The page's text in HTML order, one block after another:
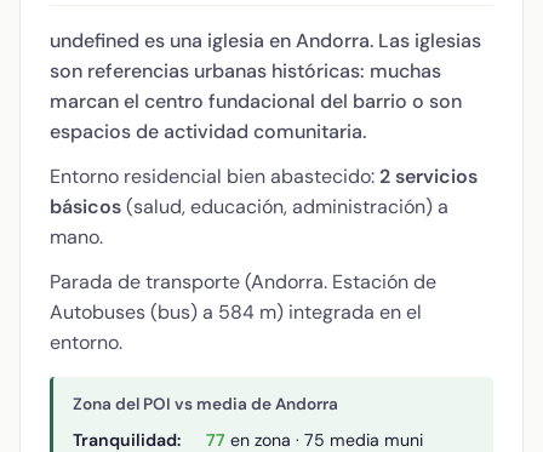
undefined es una iglesia en Andorra. Las iglesias
son referencias urbanas históricas: muchas
marcan el centro fundacional del barrio o son
espacios de actividad comunitaria.
Entorno residencial bien abastecido: 2 servicios
básicos(salud, educación, administración) a
mano.
Parada de transporte (Andorra. Estación de
Autobuses (bus) a 584 m) integrada en el
entorno.
Zona del POI vs media de Andorra
Tranquilidad: 77 en zona · 75 media muni